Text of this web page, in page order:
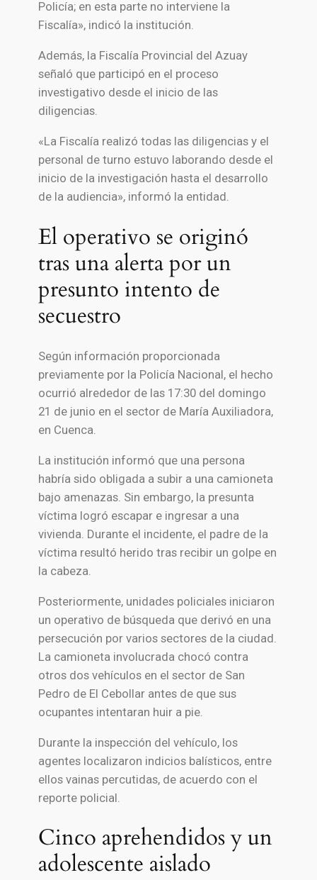
Policía; en esta parte no interviene la
Fiscalía», indicó la institución.
Además, la Fiscalía Provincial del Azuay
señaló que participó en el proceso
investigativo desde el inicio de las
diligencias.
«La Fiscalía realizó todas las diligencias y el
personal de turno estuvo laborando desde el
inicio de la investigación hasta el desarrollo
de la audiencia», informó la entidad.
El operativo se originó
tras una alerta por un
presunto intento de
secuestro
Según información proporcionada
previamente por la Policía Nacional, el hecho
ocurrió alrededor de las 17:30 del domingo
21 de junio en el sector de María Auxiliadora,
en Cuenca.
La institución informó que una persona
habría sido obligada a subir a una camioneta
bajo amenazas. Sin embargo, la presunta
víctima logró escapar e ingresar a una
vivienda. Durante el incidente, el padre de la
víctima resultó herido tras recibir un golpe en
la cabeza.
Posteriormente, unidades policiales iniciaron
un operativo de búsqueda que derivó en una
persecución por varios sectores de la ciudad.
La camioneta involucrada chocó contra
otros dos vehículos en el sector de San
Pedro de El Cebollar antes de que sus
ocupantes intentaran huir a pie.
Durante la inspección del vehículo, los
agentes localizaron indicios balísticos, entre
ellos vainas percutidas, de acuerdo con el
reporte policial.
Cinco aprehendidos y un
adolescente aislado